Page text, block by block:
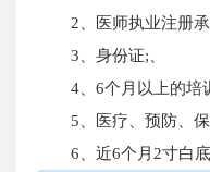
2、医师执业注册
3、身份证;、
4、6个月以上的培
5、医疗、预防、
6、近6个月2寸白